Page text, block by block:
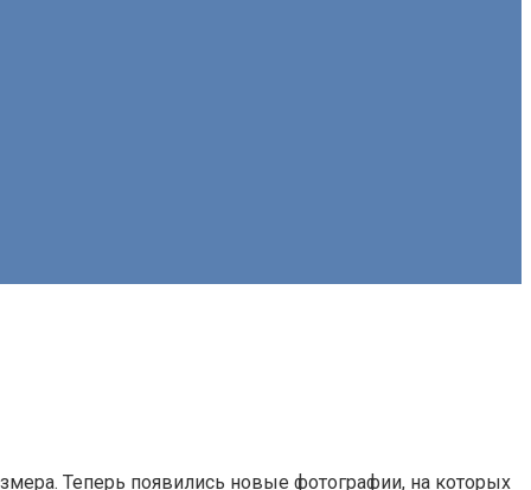
Теперь появились новые фотографии, на которых